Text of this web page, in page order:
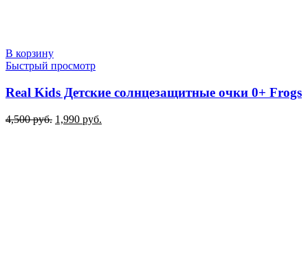
В корзину
Быстрый просмотр
Real Kids Детские солнцезащитные очки 0+ Frogs
4,500руб. Первоначальная
1,990 руб.